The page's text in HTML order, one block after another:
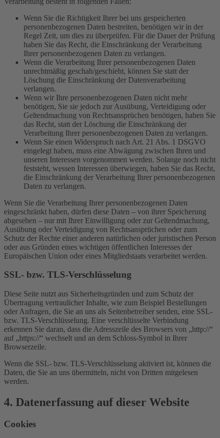
Wenn Sie die Richtigkeit Ihrer bei uns gespeicherten
personenbezogenen Daten bestreiten, benötigen wir in der
Regel Zeit, um dies zu überprüfen. Für die Dauer der Prüfung
haben Sie das Recht, die Einschränkung der Verarbeitung
Ihrer personenbezogenen Daten zu verlangen.
Wenn die Verarbeitung Ihrer personenbezogenen Daten
unrechtmäßig geschah/geschieht, können Sie statt der
Löschung die Einschränkung der Datenverarbeitung
verlangen.
Wenn wir Ihre personenbezogenen Daten nicht mehr
benötigen, Sie sie jedoch zur Ausübung, Verteidigung oder
Geltendmachung von Rechtsansprüchen benötigen, haben Sie
das Recht, statt der Löschung die Einschränkung der
Verarbeitung Ihrer personenbezogenen Daten zu verlangen.
Wenn Sie einen Widerspruch nach Art. 21 Abs. 1 DSGVO
eingelegt haben, muss eine Abwägung zwischen Ihren und
unseren Interessen vorgenommen werden. Solange noch nicht
feststeht, wessen Interessen überwiegen, haben Sie das Recht,
die Einschränkung der Verarbeitung Ihrer personenbezogenen
Daten zu verlangen.
Wenn Sie die Verarbeitung Ihrer personenbezogenen Daten
eingeschränkt haben, dürfen diese Daten – von ihrer Speicherung
abgesehen – nur mit Ihrer Einwilligung oder zur Geltendmachung,
Ausübung oder Verteidigung von Rechtsansprüchen oder zum
Schutz der Rechte einer anderen natürlichen oder juristischen Person
oder aus Gründen eines wichtigen öffentlichen Interesses der
Europäischen Union oder eines Mitgliedstaats verarbeitet werden.
SSL- bzw. TLS-Verschlüsselung
Diese Seite nutzt aus Sicherheitsgründen und zum Schutz der
Übertragung vertraulicher Inhalte, wie zum Beispiel Bestellungen
oder Anfragen, die Sie an uns als Seitenbetreiber senden, eine SSL-
bzw. TLS-Verschlüsselung. Eine verschlüsselte Verbindung
erkennen Sie daran, dass die Adresszeile des Browsers von „http://“
auf „https://“ wechselt und an dem Schloss-Symbol in Ihrer
Browserzeile.
Wenn die SSL- bzw. TLS-Verschlüsselung aktiviert ist, können die
Daten, die Sie an uns übermitteln, nicht von Dritten mitgelesen
werden.
4. Datenerfassung auf dieser Website
Cookies